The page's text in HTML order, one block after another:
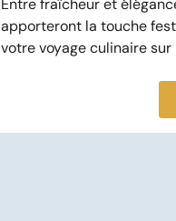
apporteront la touche
votre voyage culinaire sur